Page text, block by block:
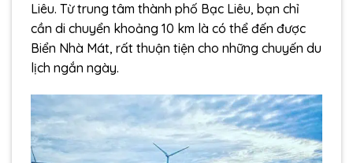
Liêu. Từ trung tâm thành phố Bạc Liêu, bạn chỉ
cần di chuyển khoảng 10 km là có thể đến được
Biển Nhà Mát, rất thuận tiện cho những chuyến du
lịch ngắn ngày.